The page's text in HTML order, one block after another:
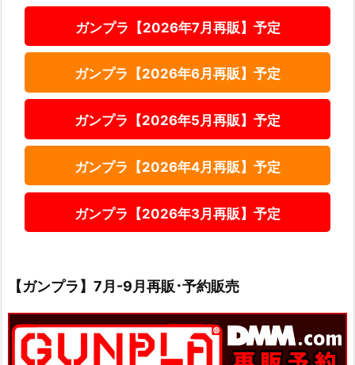
ガンプラ【2026年7月再販】予定
ガンプラ【2026年6月再販】予定
ガンプラ【2026年5月再販】予定
ガンプラ【2026年4月再販】予定
ガンプラ【2026年3月再販】予定
【ガンプラ】7月-9月再販･予約販売